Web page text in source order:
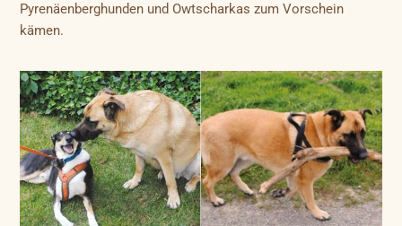
Pyrenäenberghunden und Owtscharkas zum Vorschein
kämen.